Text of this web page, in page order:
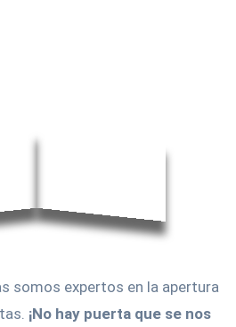
somos expertos en la apertura
¡No hay puerta que se nos